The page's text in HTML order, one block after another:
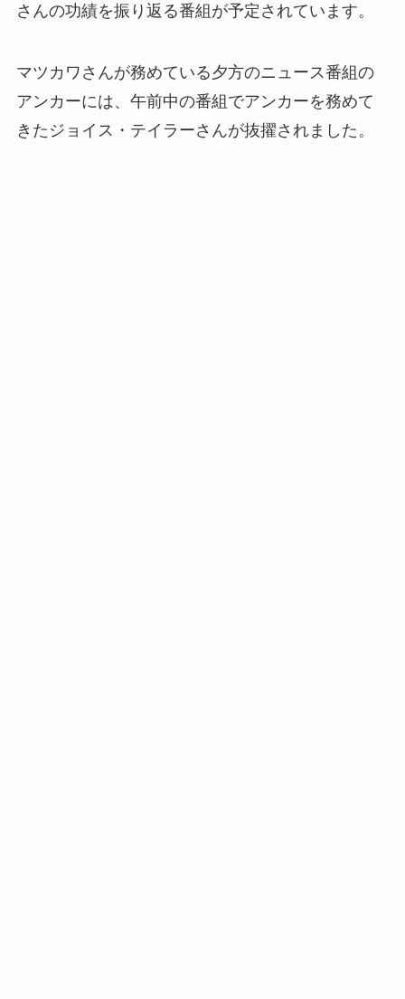
さんの功績を振り返る番組が予定されています。
マツカワさんが務めている夕方のニュース番組の
アンカーには、午前中の番組でアンカーを務めて
きたジョイス・テイラーさんが抜擢されました。